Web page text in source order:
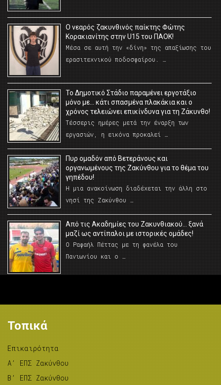
O νεαρός ζακυνθινός παίκτης Φώτης
Κορακιανίτης στην U15 του ΠΑΟΚ!
Μέσα σε αυτή την «δίνη» της απαξίωσης του
ερασιτεχνικού ποδοσφαίρου. …
Το Δημοτικό Στάδιο παραμένει εργοτάξιο
μόνο με… κάτι σπασμένα πλακάκια και ο
χρόνος τελειώνει επικίνδυνα για τη Ζάκυνθο!
Τέσσερις ημέρες μετά την έναρξη των
εργασιών, η εικόνα προκαλεί …
Πυρ ομαδόν από Βετεράνους και
οργανωμένους της Ζακύνθου για το θέμα του
γηπέδου!
Η μια ανακοίνωση διαδέχεται την άλλη στο
νησί της Ζακύνθου …
Από τις Ακαδημίες του Ζακυνθιακού… ξανά
μαζί ως αντίπαλοι με ιστορικές ομάδες!
Ο Ραφαήλ Πέττας με τη φανέλα του
Πανιωνίου και ο …
Τοπικά
Επικαιρότητα
A’ ΕΠΣ Ζακύνθου
B’ ΕΠΣ Ζακύνθου